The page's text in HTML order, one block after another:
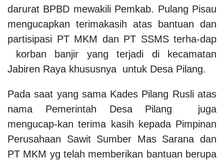
darurat BPBD mewakili Pemkab. Pulang Pisau
mengucapkan terimakasih atas bantuan dan
partisipasi PT MKM dan PT SSMS terha-dap
korban banjir yang terjadi di kecamatan
Jabiren Raya khususnya untuk Desa Pilang.
Pada saat yang sama Kades Pilang Rusli atas
nama Pemerintah Desa Pilang juga
mengucap-kan terima kasih kepada Pimpinan
Perusahaan Sawit Sumber Mas Sarana dan
PT MKM yg telah memberikan bantuan berupa